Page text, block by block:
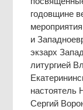
годовщине
и
экзарх
литургией
настоятель
Сергий